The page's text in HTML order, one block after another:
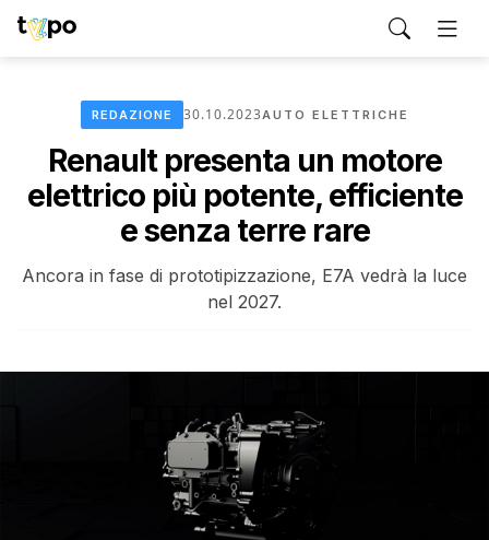
REDAZIONE 30.10.2023AUTO ELETTRICHE
Renault presenta un motore
elettrico più potente, efficiente
e senza terre rare
Ancora in fase di prototipizzazione, E7A vedrà la luce
nel 2027.